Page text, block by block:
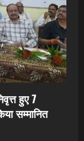
हुए 7
सम्मानित